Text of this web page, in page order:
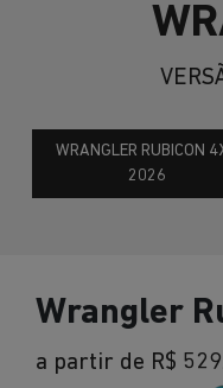
WRANGLER RUBICON
2026
Wrangler
a partir de R$